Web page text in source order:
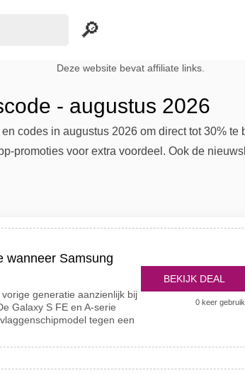
Deze website bevat affiliate links.
- augustus 2026
codes in augustus 2026 om direct tot 30%
promoties voor extra voordeel. Ook de
wanneer Samsung
generatie aanzienlijk bij
Galaxy S FE en A-serie
tegen een
BEKIJK DEAL
0 keer